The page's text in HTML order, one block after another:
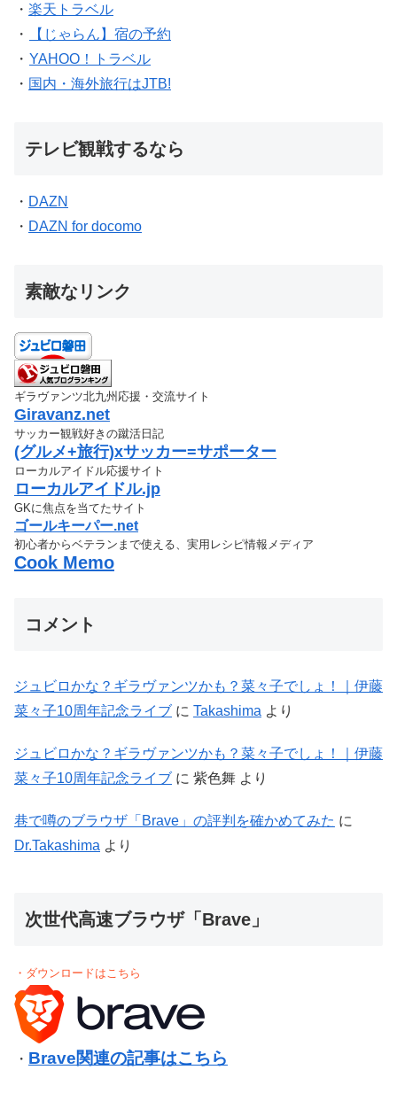
・ 楽天トラベル
・
【じゃらん】宿の予約
・ YAHOO！トラベル
・ 国内・海外旅行はJTB!
テレビ観戦するなら
・ DAZN
・ DAZN for docomo
素敵なリンク
ギラヴァンツ北九州応援・交流サイト
Giravanz.net
サッカー観戦好きの蹴活日記
(グルメ+旅行)xサッカー=サポーター
ローカルアイドル応援サイト
ローカルアイドル.jp
GKに焦点を当てたサイト
ゴールキーパー.net
初心者からベテランまで使える、実用レシピ情報メディア
Cook Memo
コメント
ジュビロかな？ギラヴァンツかも？菜々子でしょ！｜伊藤
菜々子10周年記念ライブ に Takashima より
ジュビロかな？ギラヴァンツかも？菜々子でしょ！｜伊藤
菜々子10周年記念ライブ に 紫色舞 より
巷で噂のブラウザ「Brave」の評判を確かめてみた に
Dr.Takashima より
次世代高速ブラウザ「Brave」
・ダウンロードはこちら
・ Brave関連の記事はこちら